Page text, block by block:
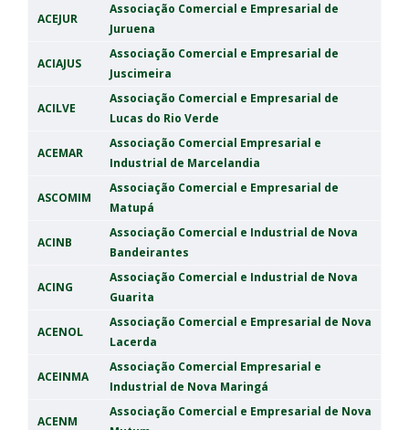
ACEJUR
Associação Comercial e Empresarial de
Juruena
ACIAJUS
Associação Comercial e Empresarial de
Juscimeira
ACILVE
Associação Comercial e Empresarial de
Lucas do Rio Verde
ACEMAR
Associação Comercial Empresarial e
Industrial de Marcelandia
ASCOMIM
Associação Comercial e Empresarial de
Matupá
ACINB
Associação Comercial e Industrial de Nova
Bandeirantes
ACING
Associação Comercial e Industrial de Nova
Guarita
ACENOL
Associação Comercial e Empresarial de Nova
Lacerda
ACEINMA
Associação Comercial Empresarial e
Industrial de Nova Maringá
ACENM
Associação Comercial e Empresarial de Nova